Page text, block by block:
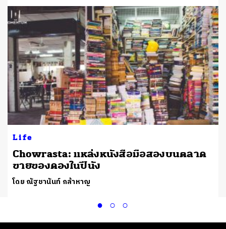
Life
Chowrasta: แหล่งหนังสือมือสองบนตลาด
ขายของดองในปีนัง
โดย ณัฐชานันท์ กล้าหาญ